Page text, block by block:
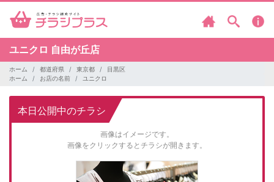
ユニクロ 自由が丘店
ホーム 都道府県 東京都
目黒区
ホーム
お店の名前 ユニクロ
本日公開中のチラシ
画像はイメージです。
画像をクリックするとチラシが開きます。